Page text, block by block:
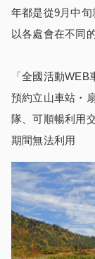
年都是從9月中
以各處會在不同
「全國活動
預約立山車站・
隊、可順暢利用
期間無法利用